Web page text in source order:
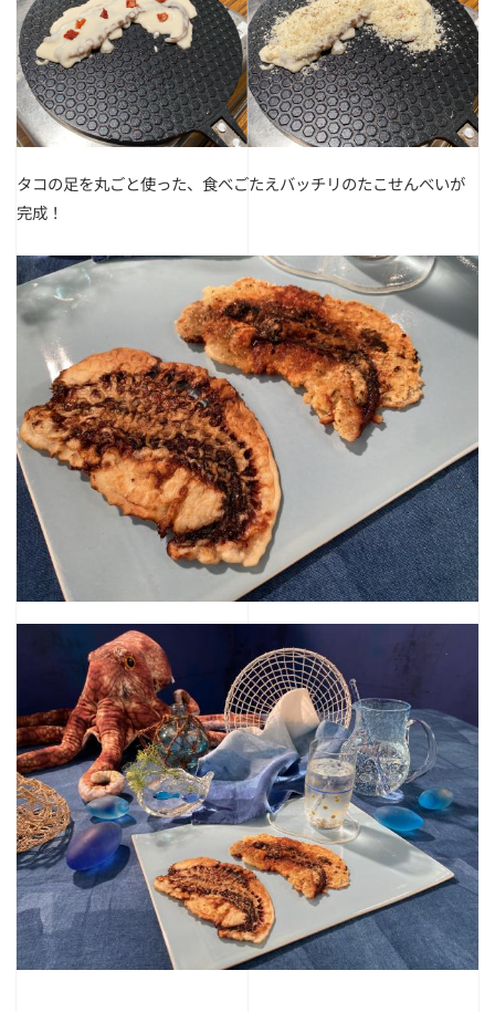
タコの足を丸ごと使った、食べごたえバッチリのたこせんべいが
完成！